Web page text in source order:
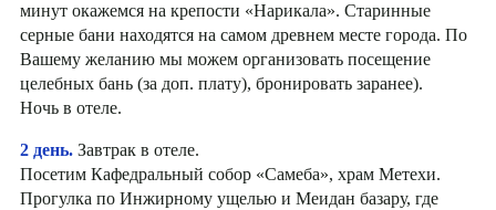
минут окажемся на крепости «Нарикала». Старинные
серные бани находятся на самом древнем месте города. По
Вашему желанию мы можем организовать посещение
целебных бань (за доп. плату), бронировать заранее).
Ночь в отеле.
2 день. Завтрак в отеле.
Посетим Кафедральный собор «Самеба», храм Метехи.
Прогулка по Инжирному ущелью и Меидан базару, где